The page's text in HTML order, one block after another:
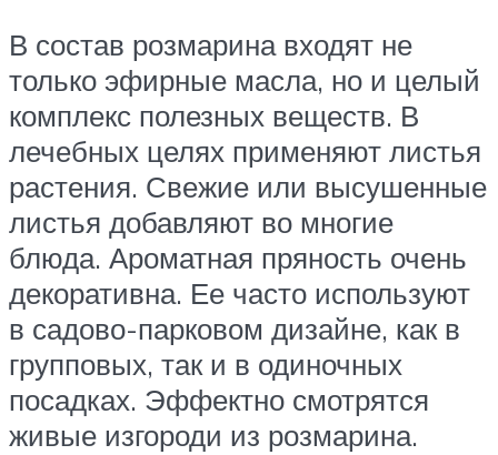
В состав розмарина входят не
только эфирные масла, но и целый
комплекс полезных веществ. В
лечебных целях применяют листья
растения. Свежие или высушенные
листья добавляют во многие
блюда. Ароматная пряность очень
декоративна. Ее часто используют
в садово-парковом дизайне, как в
групповых, так и в одиночных
посадках. Эффектно смотрятся
живые изгороди из розмарина.